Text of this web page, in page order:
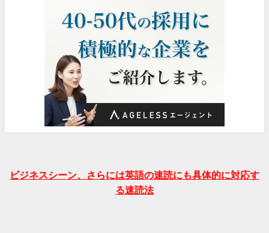
ビジネスシーン、さらには英語の速読にも具体的に対応す
る速読法